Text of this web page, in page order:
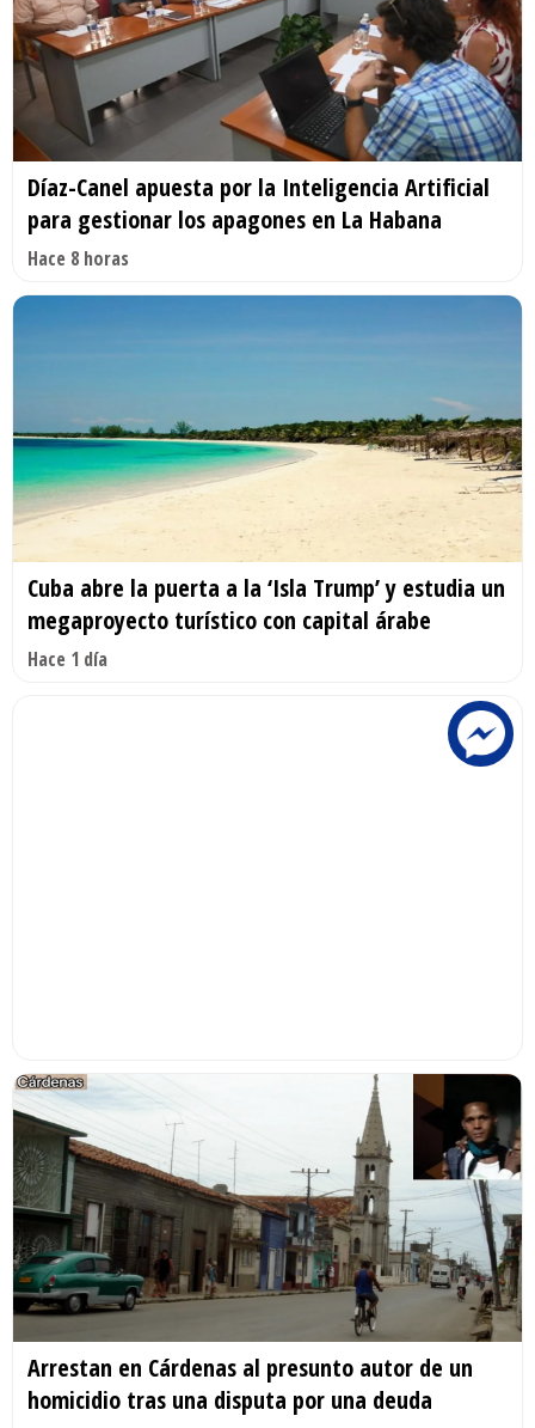
Díaz-Canel apuesta por la Inteligencia Artificial
para gestionar los apagones en La Habana
Hace 8 horas
Cuba abre la puerta a la ‘Isla Trump’ y estudia un
megaproyecto turístico con capital árabe
Hace 1 día
Arrestan en Cárdenas al presunto autor de un
homicidio tras una disputa por una deuda